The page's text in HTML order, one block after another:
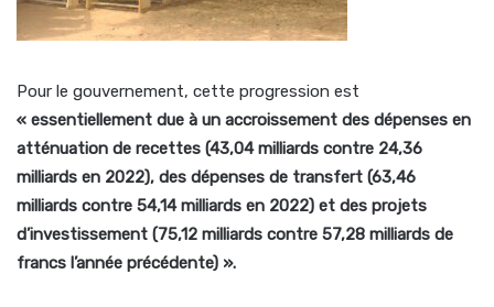
Pour le gouvernement, cette progression est
« essentiellement due à un accroissement des dépenses en
atténuation de recettes (43,04 milliards contre 24,36
milliards en 2022), des dépenses de transfert (63,46
milliards contre 54,14 milliards en 2022) et des projets
d’investissement (75,12 milliards contre 57,28 milliards de
francs l’année précédente) ».